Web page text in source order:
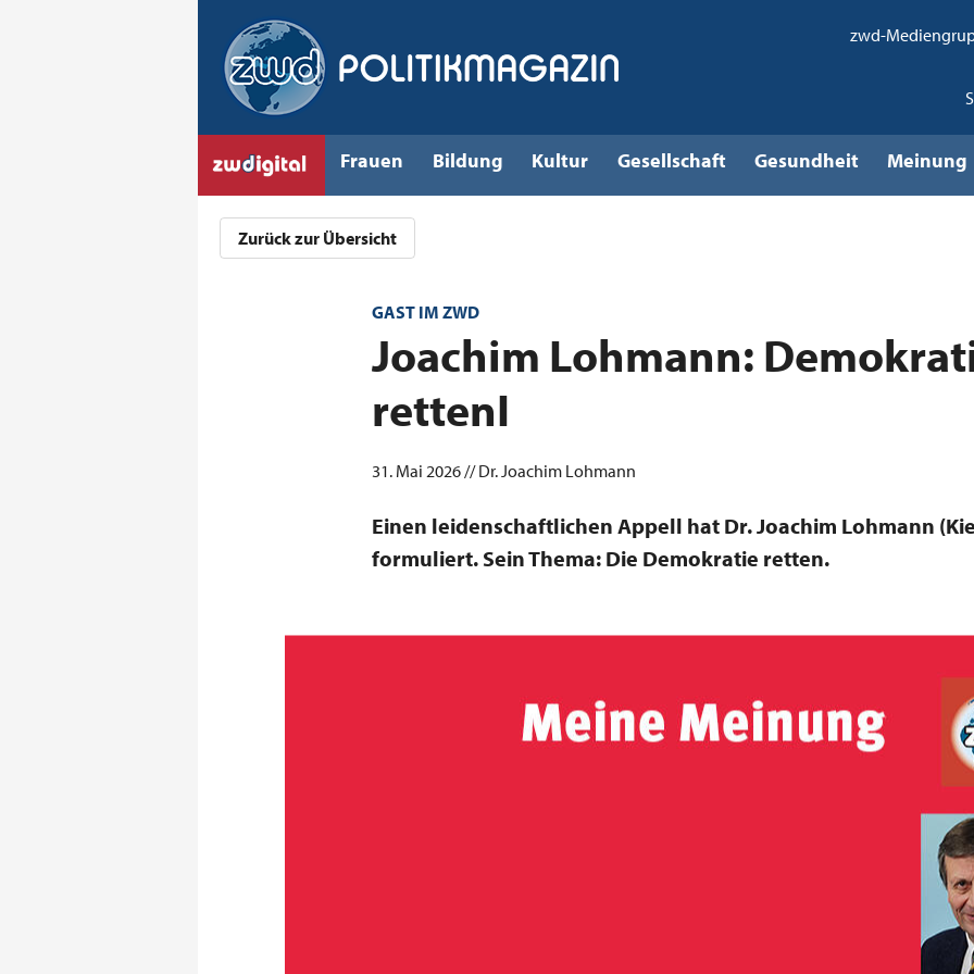
zwd-
Frauen Bildung Kultur Gesellschaft Gesundheit Meinung
Zurück zur Übersicht
GAST IM ZWD
Joachim Lohmann:
rettenI
31. Mai 2026 // Dr. Joachim Lohmann
Einen leidenschaftlichen Appell hat Dr. Joachim Lohmann
formuliert. Sein Thema: Die Demokratie retten.